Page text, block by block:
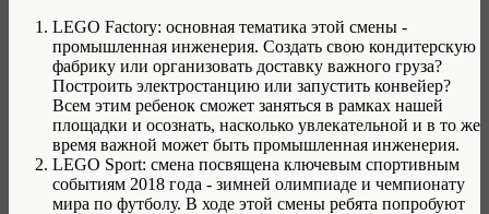
LEGO Factory: основная тематика этой смены -
промышленная инженерия. Создать свою кондитерскую
фабрику или организовать доставку важного груза?
Построить электростанцию или запустить конвейер?
Всем этим ребенок сможет заняться в рамках нашей
площадки и осознать, насколько увлекательной и в то же
время важной может быть промышленная инженерия.
LEGO Sport: смена посвящена ключевым спортивным
событиям 2018 года - зимней олимпиаде и чемпионату
мира по футболу. В ходе этой смены ребята попробуют